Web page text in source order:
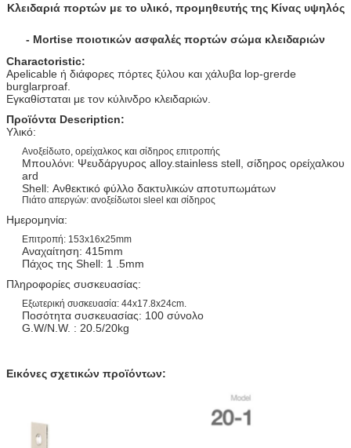
Κλειδαριά πορτών με το υλικό, προμηθευτής της Κίνας υψηλός
- Mortise ποιοτικών ασφαλές πορτών σώμα κλειδαριών
Charactoristic:
Apelicable ή διάφορες πόρτες ξύλου και χάλυβα lop-grerde
burglarproaf.
Εγκαθίσταται με τον κύλινδρο κλειδαριών.
Προϊόντα Descripticn:
Υλικό:
Ανοξείδωτο, ορείχαλκος και σίδηρος επιτροπής
Μπουλόνι: Ψευδάργυρος alloy.stainless stell, σίδηρος ορείχαλκου
ard
Shell: Ανθεκτικό φύλλο δακτυλικών αποτυπωμάτων
Πιάτο απεργών: ανοξείδωτοι sleel και σίδηρος
Ημερομηνία:
Επιτροπή: 153x16x25mm
Αναχαίτηση: 415mm
Πάχος της Shell: 1 .5mm
Πληροφορίες συσκευασίας:
Εξωτερική συσκευασία: 44x17.8x24cm.
Ποσότητα συσκευασίας: 100 σύνολο
G.W/N.W. : 20.5/20kg
Εικόνες σχετικών προϊόντων: